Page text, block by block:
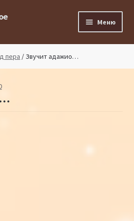
Меню
пера / Звучит адажио…